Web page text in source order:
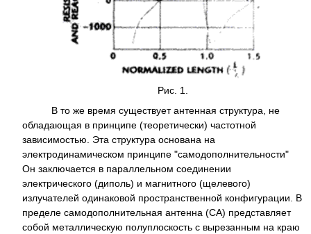
Рис. 1.
В то же время существует антенная структура, не
обладающая в принципе (теоретически) частотной
зависимостью. Эта структура основана на
электродинамическом принципе "самодополнительности"
Он заключается в параллельном соединении
электрического (диполь) и магнитного (щелевого)
излучателей одинаковой пространственной конфигурации. В
пределе самодополнительная антенна (СА) представляет
собой металлическую полуплоскость с вырезанным на краю